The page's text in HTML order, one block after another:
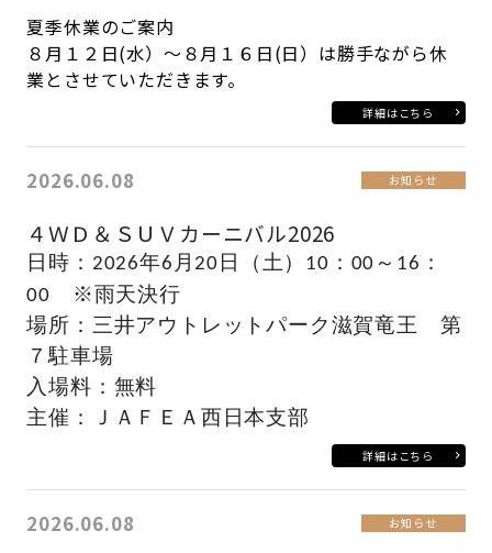
夏季休業のご案内
８月１２日(水）～８月１６日(日）は勝手ながら休
業とさせていただきます。
詳細はこちら
2026.06.08 お知らせ
４ＷＤ＆ＳＵＶカーニバル2026
日時：2026年6月20日（土）10 ：00～16：
00 ※雨天決行
場所：三井アウトレットパーク滋賀竜王 第
７駐車場
入場料：無料
主催：ＪＡＦＥＡ西日本支部
詳細はこちら
2026.06.08 お知らせ